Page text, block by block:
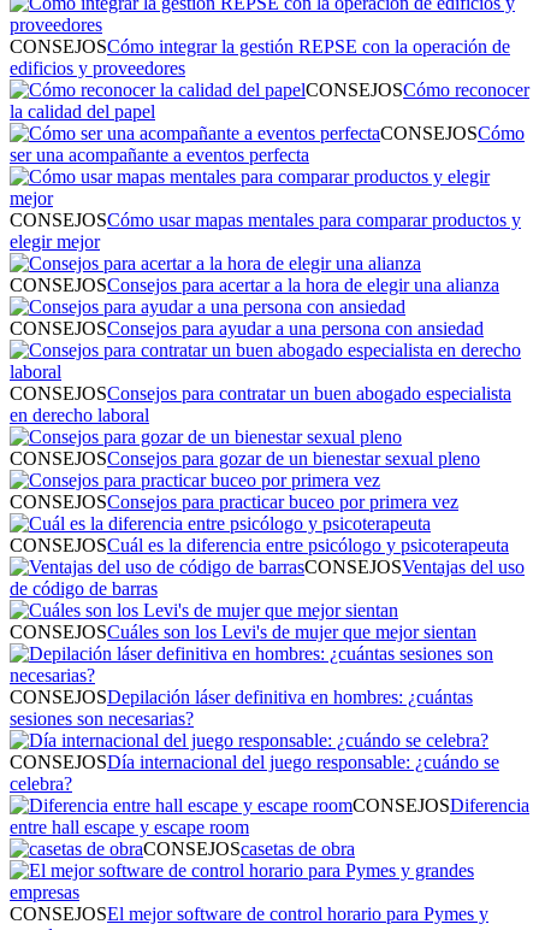
CONSEJOSCómo integrar la gestión REPSE con la operación de
edificios y proveedores
CONSEJOSCómo reconocer
la calidad del papel
CONSEJOSCómo
ser una acompañante a eventos perfecta
CONSEJOSCómo usar mapas mentales para comparar productos y
elegir mejor
CONSEJOSConsejos para acertar a la hora de elegir una alianza
CONSEJOSConsejos para ayudar a una persona con ansiedad
CONSEJOSConsejos para contratar un buen abogado especialista
en derecho laboral
CONSEJOSConsejos para gozar de un bienestar sexual pleno
CONSEJOSConsejos para practicar buceo por primera vez
CONSEJOSCuál es la diferencia entre psicólogo y psicoterapeuta
CONSEJOSVentajas del uso
de código de barras
CONSEJOSCuáles son los Levi's de mujer que mejor sientan
CONSEJOSDepilación láser definitiva en hombres: ¿cuántas
sesiones son necesarias?
CONSEJOSDía internacional del juego responsable: ¿cuándo se
celebra?
CONSEJOSDiferencia
entre hall escape y escape room
CONSEJOScasetas de obra
CONSEJOSEl mejor software de control horario para Pymes y